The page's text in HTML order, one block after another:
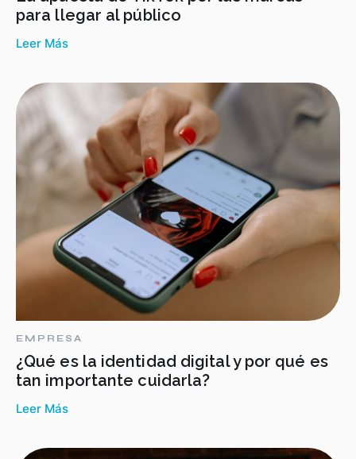
para llegar al público
Leer Más
EMPRESA
¿Qué es la identidad digital y por qué es
tan importante cuidarla?
Leer Más